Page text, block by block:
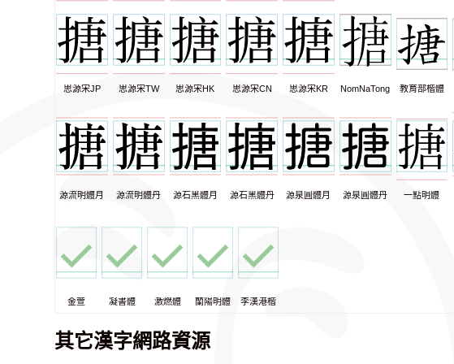
思源宋JP 思源宋TW 思源宋HK 思源宋CN 思源宋KR NomNaTong 教育部楷體
源流明體月 源流明體丹 源石黑體月 源石黑體丹 源泉圓體月 源泉圓體丹 一點明體
金萱 凝書體 激燃體 蘭陽明體 李漢港楷
其它漢字網路資源